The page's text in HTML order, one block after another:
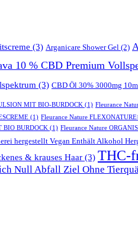
(3) Arganicare Shower Gel (2)
10 % CBD Premium
(3) CBD Öl 30% 3000mg
MIT BIO-BURDOCK (1) Fleurance
(1) Fleurance Nature
BIO BURDOCK (1) Fleurance Nature
hergestellt Vegan Enthält Alkohol
& krauses Haar (3) THC-
Null Abfall Ziel Ohne